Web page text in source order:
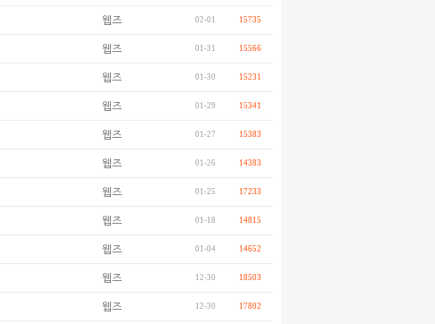
웹즈 02-01 15735
웹즈 01-31 15566
웹즈 01-30 15231
웹즈 01-29 15341
웹즈 01-27 15383
웹즈 01-26 14383
웹즈 01-25 17233
웹즈 01-18 14815
웹즈 01-04 14652
웹즈 12-30 18503
웹즈 12-30 17802